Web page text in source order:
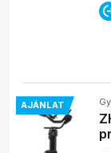
AJÁNLAT